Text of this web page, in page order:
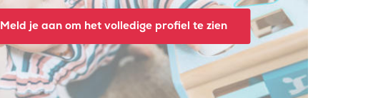
Meld je aan om het volledige profiel te zien